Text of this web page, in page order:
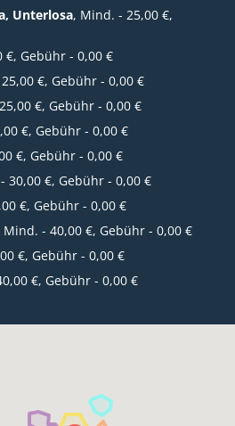
Unterlosa, Mind. - 25,00 €,
€, Gebühr - 0,00 €
€, Gebühr - 0,00 €
€, Gebühr - 0,00 €
€, Gebühr - 0,00 €
€, Gebühr - 0,00 €
30,00 €, Gebühr - 0,00 €
€, Gebühr - 0,00 €
Mind. - 40,00 €, Gebühr - 0,00 €
€, Gebühr - 0,00 €
€, Gebühr - 0,00 €